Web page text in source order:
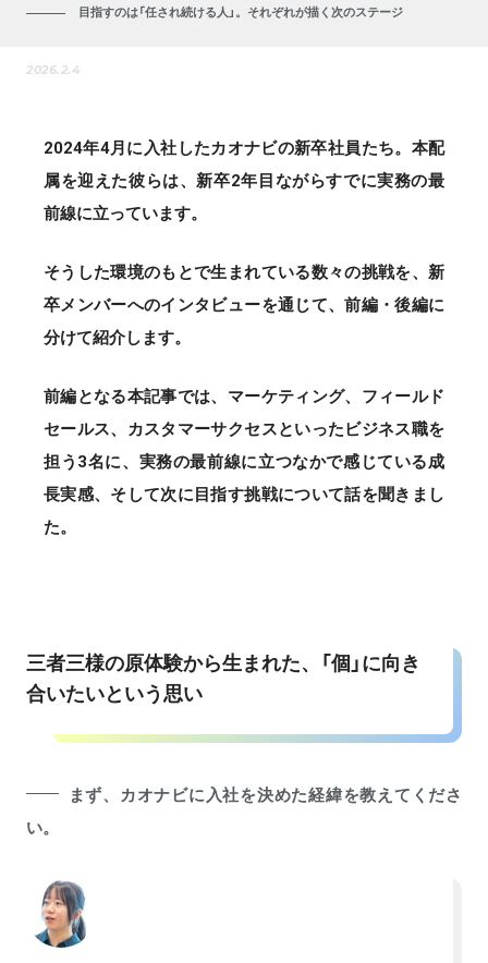
目指すのは「任され続ける人」。それぞれが描く次のステージ
2026.2.4
2024年4月に入社したカオナビの新卒社員たち。本配
属を迎えた彼らは、新卒2年目ながらすでに実務の最
前線に立っています。
そうした環境のもとで生まれている数々の挑戦を、新
卒メンバーへのインタビューを通じて、前編・後編に
分けて紹介します。
前編となる本記事では、マーケティング、フィールド
セールス、カスタマーサクセスといったビジネス職を
担う3名に、実務の最前線に立つなかで感じている成
長実感、そして次に目指す挑戦について話を聞きまし
た。
三者三様の原体験から生まれた、「個」に向き
合いたいという思い
まず、カオナビに入社を決めた経緯を教えてくださ
い。